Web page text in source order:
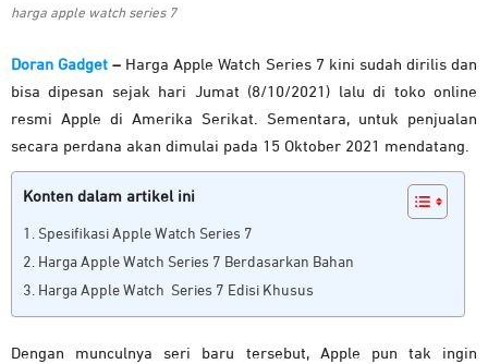
harga apple watch series 7
Doran Gadget – Harga Apple Watch Series 7 kini sudah dirilis dan
bisa dipesan sejak hari Jumat (8/10/2021) lalu di toko online
resmi Apple di Amerika Serikat. Sementara, untuk penjualan
secara perdana akan dimulai pada 15 Oktober 2021 mendatang.
Konten dalam artikel ini
Spesifikasi Apple Watch Series 7
Harga Apple Watch Series 7 Berdasarkan Bahan
Harga Apple Watch Series 7 Edisi Khusus
Dengan munculnya seri baru tersebut, Apple pun tak ingin